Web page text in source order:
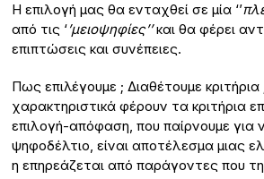
Η επιλογή μας θα ενταχθεί σε μία ‘’
από τις ‘’μειοψηφίες’’και θα φέρει
επιπτώσεις και συνέπειες.
Πως επιλέγουμε ; Διαθέτουμε κριτήρια
χαρακτηριστικά φέρουν τα κριτήρια
επιλογή-απόφαση, που παίρνουμε για
ψηφοδέλτιο, είναι αποτέλεσμα μιας
η επηρεάζεται από παράγοντες που